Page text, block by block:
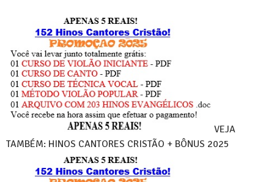
VEJA
TAMBÉM: HINOS CANTORES CRISTÃO + BÔNUS 2025